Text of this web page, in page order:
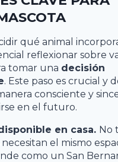
qué animal
reflexionar sobre
tomar una decisión
. Este paso es crucial y
consciente y
en el futuro.
en casa. No
el mismo
como un San